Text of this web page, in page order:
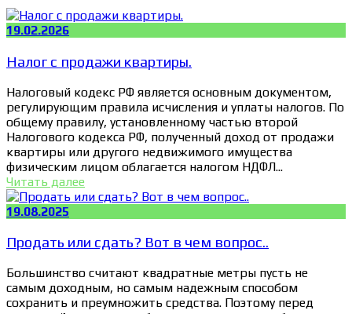
19.02.2026
Налог с продажи квартиры.
Налоговый кодекс РФ является основным документом,
регулирующим правила исчисления и уплаты налогов. По
общему правилу, установленному частью второй
Налогового кодекса РФ, полученный доход от продажи
квартиры или другого недвижимого имущества
физическим лицом облагается налогом НДФЛ...
Читать далее
19.08.2025
Продать или сдать? Вот в чем вопрос..
Большинство считают квадратные метры пусть не
самым доходным, но самым надежным способом
сохранить и преумножить средства. Поэтому перед